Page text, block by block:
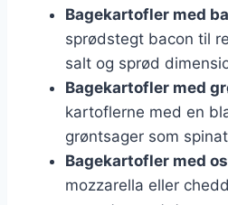
Bagekartofler med
sprødstegt bacon til
salt og sprød
Bagekartofler med
kartoflerne med en
grøntsager som
Bagekartofler med
mozzarella eller